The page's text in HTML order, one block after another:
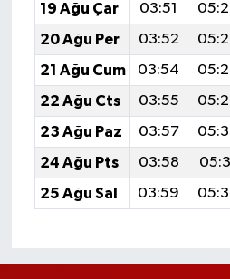
19 Ağu Çar
03:51
20 Ağu Per
03:52
21 Ağu Cum
03:54
22 Ağu Cts
03:55
23 Ağu Paz
03:57
24 Ağu Pts
03:58
25 Ağu Sal
03:59